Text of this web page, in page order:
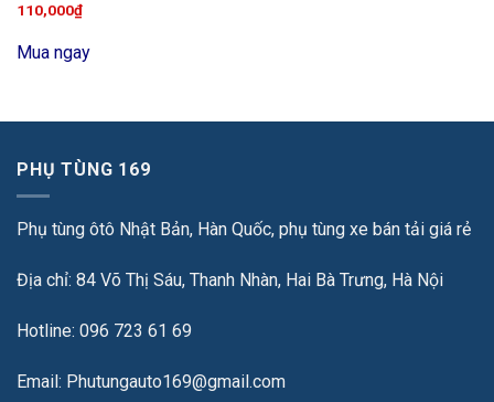
110,000₫
Mua ngay
PHỤ TÙNG 169
Phụ tùng ôtô Nhật Bản, Hàn Quốc, phụ tùng xe bán tải giá rẻ
Địa chỉ: 84 Võ Thị Sáu, Thanh Nhàn, Hai Bà Trưng, Hà Nội
Hotline: 096 723 61 69
Email: Phutungauto169@gmail.com